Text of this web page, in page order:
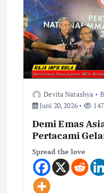
p
o
s
Devita Natashya
Juni 20, 2026
Demi Emas
Pertacami
Spread the love